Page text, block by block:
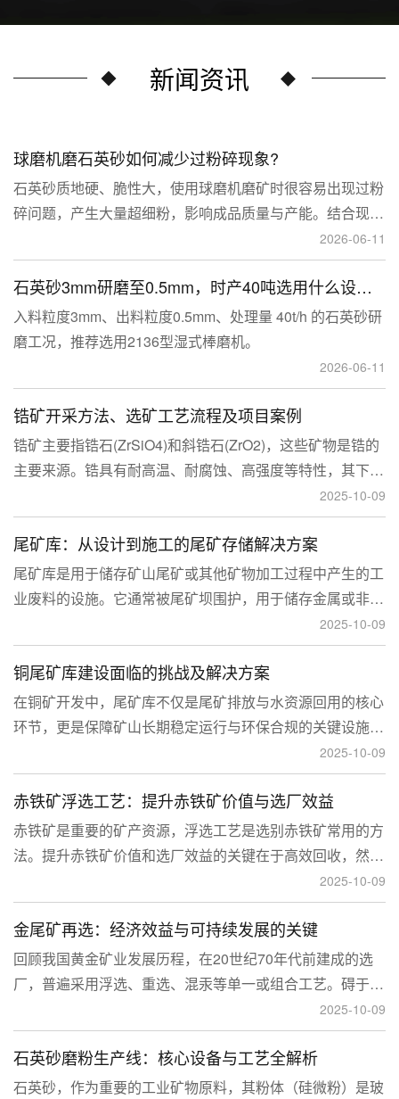
新闻资讯
球磨机磨石英砂如何减少过粉碎现象?
石英砂质地硬、脆性大，使用球磨机磨矿时很容易出现过粉
碎问题，产生大量超细粉，影响成品质量与产能。结合现场
生产经验，可通过工艺、研磨介质、运行参数、配套设备多
维度优化，改善该问题。
2026-06-11
石英砂3mm研磨至0.5mm，时产40吨选用什么设备？
入料粒度3mm、出料粒度0.5mm、处理量 40t/h 的石英砂研
磨工况，推荐选用2136型湿式棒磨机。
2026-06-11
锆矿开采方法、选矿工艺流程及项目案例
锆矿主要指锆石(ZrSiO4)和斜锆石(ZrO2)，这些矿物是锆的
主要来源。锆具有耐高温、耐腐蚀、高强度等特性，其下游
应用涉及核工业、陶瓷、耐火材料、铸造、电子和化工等多
个领域，尤其在高性能陶瓷和锆基合金中的需求不断增长。
2025-10-09
尾矿库：从设计到施工的尾矿存储解决方案
尾矿库是用于储存矿山尾矿或其他矿物加工过程中产生的工
业废料的设施。它通常被尾矿坝围护，用于储存金属或非金
属矿山的尾矿。尾矿库通常包括尾矿处理系统、排水系统和
回水系统。根据地形，尾矿库可分为山谷型、山坡型、平地
型和河流拦截型。
2025-10-09
铜尾矿库建设面临的挑战及解决方案
在铜矿开发中，尾矿库不仅是尾矿排放与水资源回用的核心
环节，更是保障矿山长期稳定运行与环保合规的关键设施。
然而，铜矿尾矿本身具有粒度细、水量大、化学活性强等特
性，使尾矿库在坝体稳定、防渗处理与排洪系统设计方面面
临更高技术挑战。
2025-10-09
赤铁矿浮选工艺：提升赤铁矿价值与选厂效益
赤铁矿是重要的矿产资源，浮选工艺是选别赤铁矿常用的方
法。提升赤铁矿价值和选厂效益的关键在于高效回收，然
而，赤铁矿往往存在嵌布粒度细、易泥化、存在高硅铝杂质
等特征。利用传统的浮选工艺进行处理会面临回收率低、精
矿品位不稳定、药剂成本高等问题。
2025-10-09
金尾矿再选：经济效益与可持续发展的关键
回顾我国黄金矿业发展历程，在20世纪70年代前建成的选
厂，普遍采用浮选、重选、混汞等单一或组合工艺。碍于当
时选矿工艺水平的限制，回收率普遍较低，大量细粒金、包
裹金或与特定矿物共生的金流失到尾矿中，造成了巨大的经
济损失。
2025-10-09
石英砂磨粉生产线：核心设备与工艺全解析
石英砂，作为重要的工业矿物原料，其粉体（硅微粉）是玻